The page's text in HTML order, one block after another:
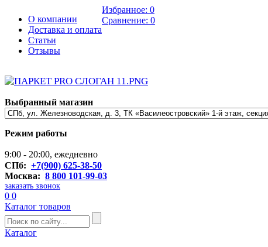
О компании
Доставка и оплата
Статьи
Отзывы
Избранное: 0
Сравнение: 0
Выбранный магазин
Режим работы
9:00 - 20:00, ежедневно
СПб: +7(900) 625-38-50
Москва: 8 800 101-99-03
заказать звонок
0 0
Каталог товаров
Каталог